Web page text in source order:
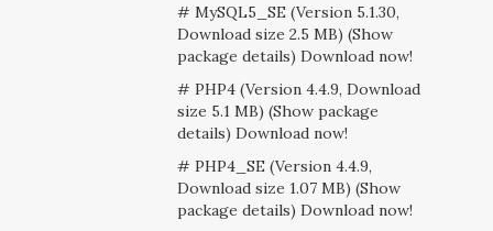
# MySQL5_SE (Version 5.1.30,
Download size 2.5 MB) (Show
package details) Download now!
# PHP4 (Version 4.4.9, Download
size 5.1 MB) (Show package
details) Download now!
# PHP4_SE (Version 4.4.9,
Download size 1.07 MB) (Show
package details) Download now!